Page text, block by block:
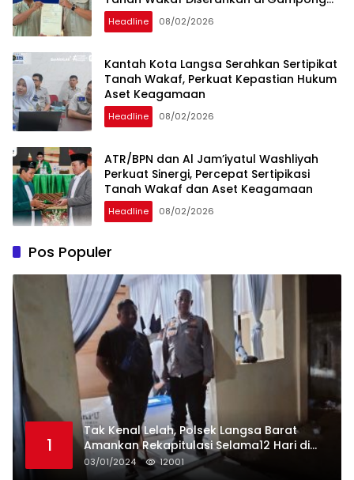
Karang Anyar
Headline 08/02/2026
Kantah Kota Langsa Serahkan Sertipikat
Tanah Wakaf, Perkuat Kepastian Hukum
Aset Keagamaan
Headline 08/02/2026
ATR/BPN dan Al Jam’iyatul Washliyah
Perkuat Sinergi, Percepat Sertipikasi
Tanah Wakaf dan Aset Keagamaan
Headline 08/02/2026
Pos Populer
1
Tak Kenal Lelah, Polsek Langsa Barat
Amankan Rekapitulasi Selama12 Hari di
Kecamatan Baro
03/01/2024 12001